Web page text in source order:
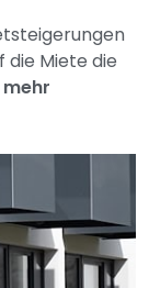
die Miete die
mehr